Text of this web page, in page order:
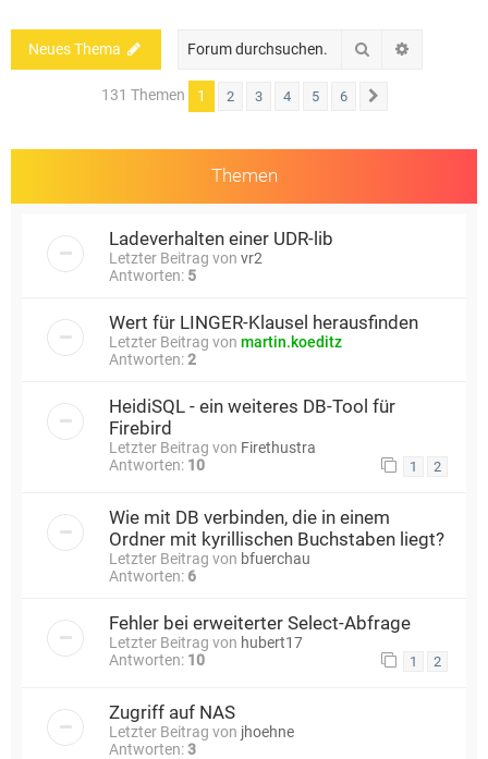
Neues Thema Suche
131 Themen 1 2 3 4 5 6
Themen
Ladeverhalten einer UDR-lib
Letzter Beitrag von vr2
Antworten: 5
Wert für LINGER-Klausel herausfinden
Letzter Beitrag von martin.koeditz
Antworten:2
HeidiSQL - ein weiteres DB-Tool für
Firebird
Letzter Beitrag von Firethustra
Antworten: 10 1 2
Wie mit DB verbinden, die in einem
Ordner mit kyrillischen Buchstaben liegt?
Letzter Beitrag von bfuerchau
Antworten: 6
Fehler bei erweiterter Select-Abfrage
Letzter Beitrag von hubert17
Antworten: 10 1 2
Zugriff auf NAS
Letzter Beitrag von jhoehne
Antworten:3